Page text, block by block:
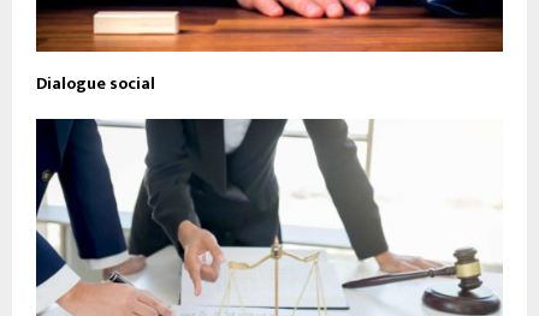
Dialogue social